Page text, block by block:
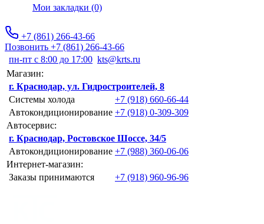
Мои закладки (0)
+7 (861) 266-43-66
Позвонить +7 (861) 266-43-66
пн-пт с 8:00 до 17:00 kts@krts.ru
Магазин:
г. Краснодар, ул. Гидростроителей, 8
Системы холода
+7 (918) 660-66-44
Автокондиционирование +7 (918) 0-309-309
Автосервис:
г. Краснодар, Ростовское Шоссе, 34/5
Автокондиционирование +7 (988) 360-06-06
Интернет-магазин:
Заказы принимаются
+7 (918) 960-96-96